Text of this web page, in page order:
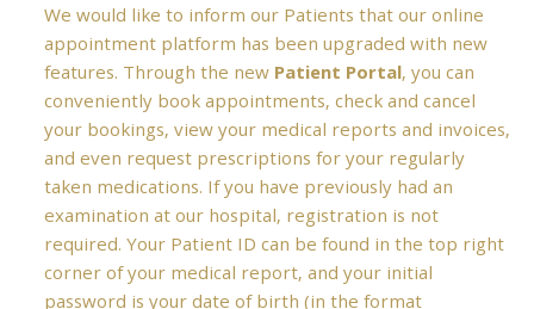
We would like to inform our Patients that our online
appointment platform has been upgraded with new
features. Through the new Patient Portal, you can
conveniently book appointments, check and cancel
your bookings, view your medical reports and invoices,
and even request prescriptions for your regularly
taken medications. If you have previously had an
examination at our hospital, registration is not
required. Your Patient ID can be found in the top right
corner of your medical report, and your initial
password is your date of birth (in the format